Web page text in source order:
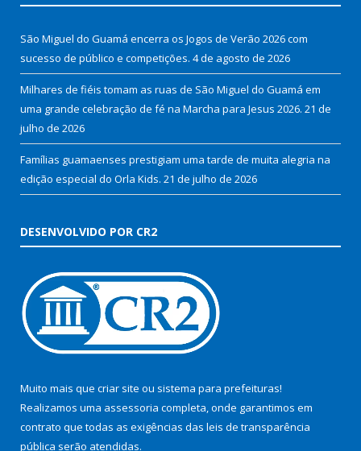
São Miguel do Guamá encerra os Jogos de Verão 2026 com
sucesso de público e competições. 4 de agosto de 2026
Milhares de fiéis tomam as ruas de São Miguel do Guamá em
uma grande celebração de fé na Marcha para Jesus 2026. 21 de
julho de 2026
Famílias guamaenses prestigiam uma tarde de muita alegria na
edição especial do Orla Kids. 21 de julho de 2026
DESENVOLVIDO POR CR2
Muito mais que criar site ou sistema para prefeituras!
Realizamos uma assessoria completa, onde garantimos em
contrato que todas as exigências das leis de transparência
pública serão atendidas.